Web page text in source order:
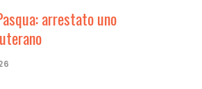
arrestato uno